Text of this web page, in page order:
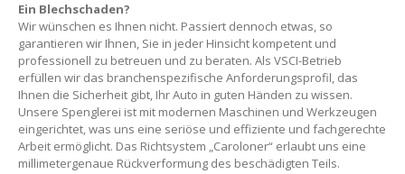
Ein Blechschaden?
Wir wünschen es Ihnen nicht. Passiert dennoch etwas, so
garantieren wir Ihnen, Sie in jeder Hinsicht kompetent und
professionell zu betreuen und zu beraten. Als VSCI-Betrieb
erfüllen wir das branchenspezifische Anforderungsprofil, das
Ihnen die Sicherheit gibt, Ihr Auto in guten Händen zu wissen.
Unsere Spenglerei ist mit modernen Maschinen und Werkzeugen
eingerichtet, was uns eine seriöse und effiziente und fachgerechte
Arbeit ermöglicht. Das Richtsystem „Caroloner“ erlaubt uns eine
millimetergenaue Rückverformung des beschädigten Teils.